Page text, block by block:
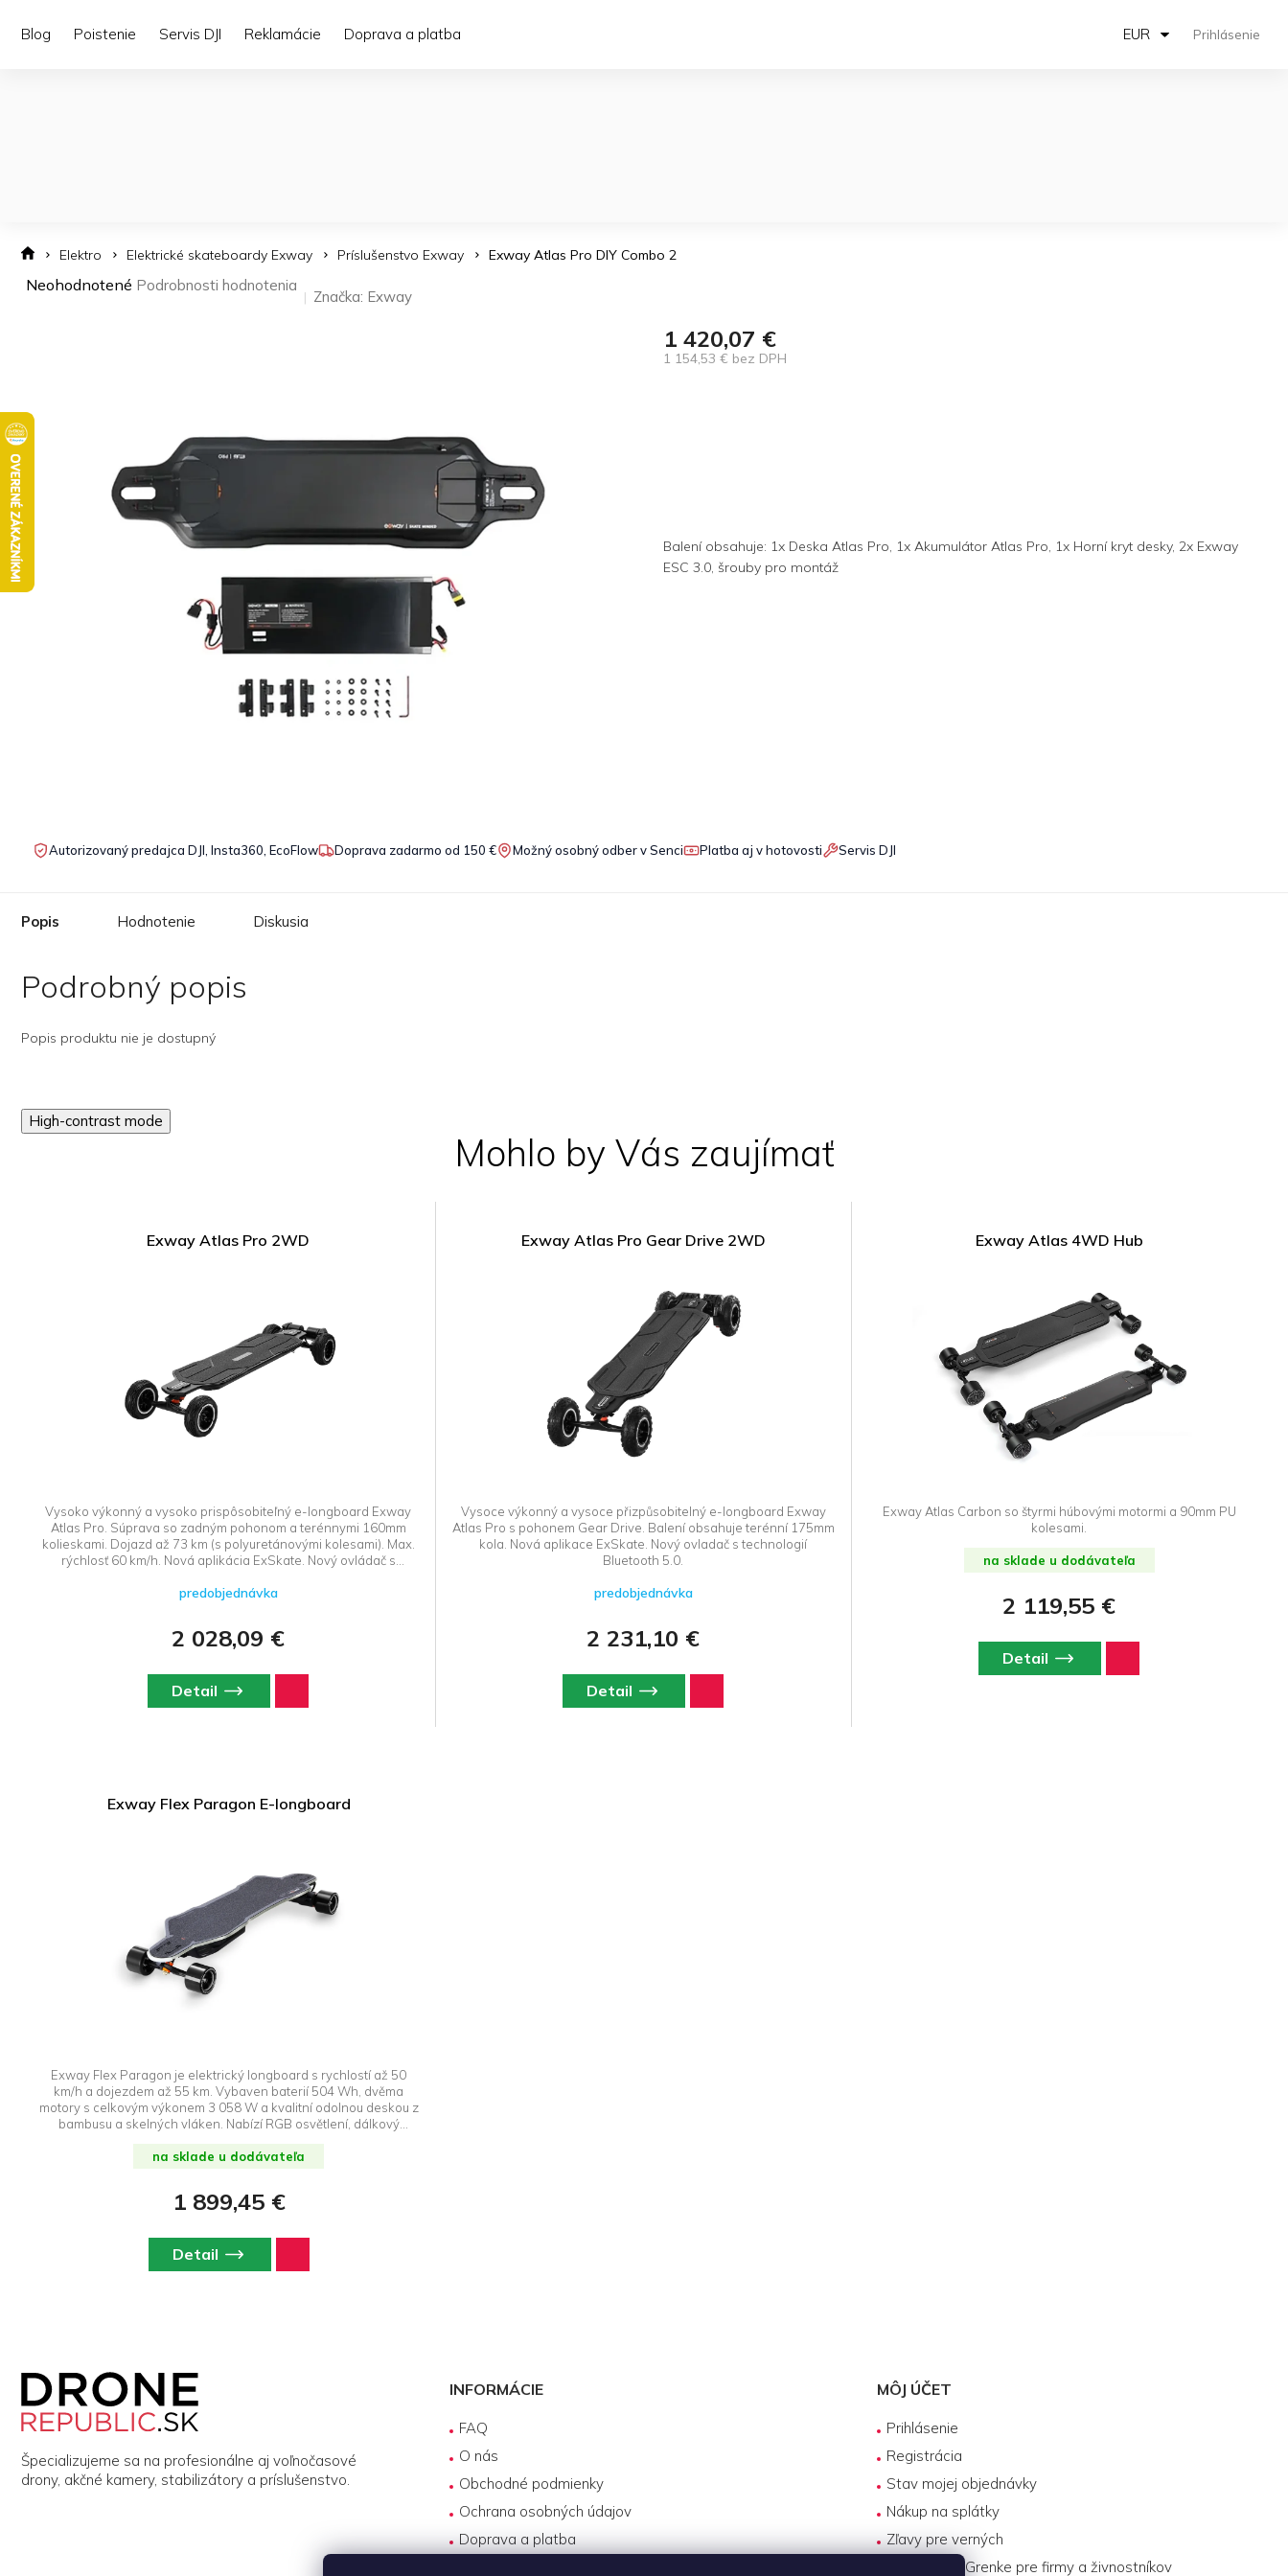
Blog Poistenie Servis DJI Reklamácie Doprava a platba EUR Prihlásenie
Elektro Elektrické skateboardy Exway Príslušenstvo Exway Exway Atlas Pro DIY Combo 2
Priemerné
Neohodnotené Podrobnosti hodnotenia
Značka: Exway
1 420,07 €
1 154,53 € bez DPH
Balení obsahuje: 1x Deska Atlas Pro, 1x Akumulátor Atlas Pro, 1x Horní kryt desky, 2x Exway
ESC 3.0, šrouby pro montáž
Autorizovaný predajca DJI, Insta360, EcoFlow Doprava zadarmo od 150 € Možný osobný odber v Senci Platba aj v hotovosti Servis DJI
Popis Hodnotenie Diskusia
Podrobný popis
Popis produktu nie je dostupný
High-contrast mode
Mohlo by Vás zaujímať
Exway Atlas Pro 2WD
Vysoko výkonný a vysoko prispôsobiteľný e-longboard Exway
Atlas Pro. Súprava so zadným pohonom a terénnymi 160mm
kolieskami. Dojazd až 73 km (s polyuretánovými kolesami). Max.
rýchlosť 60 km/h. Nová aplikácia ExSkate. Nový ovládač s
predobjednávka
2 028,09 €
Detail
Exway Atlas Pro Gear Drive 2WD
Vysoce výkonný a vysoce přizpůsobitelný e-longboard Exway
Atlas Pro s pohonem Gear Drive. Balení obsahuje terénní 175mm
kola. Nová aplikace ExSkate. Nový ovladač s technologií
Bluetooth 5.0.
predobjednávka
2 231,10 €
Detail
Exway Atlas 4WD Hub
Exway Atlas Carbon so štyrmi húbovými motormi a 90mm PU
kolesami.
na sklade u dodávateľa
2 119,55 €
Detail
Exway Flex Paragon E-longboard
Exway Flex Paragon je elektrický longboard s rychlostí až 50
km/h a dojezdem až 55 km. Vybaven baterií 504 Wh, dvěma
motory s celkovým výkonem 3 058 W a kvalitní odolnou deskou z
bambusu a skelných vláken. Nabízí RGB osvětlení, dálkový
na sklade u dodávateľa
1 899,45 €
Detail
Špecializujeme sa na profesionálne aj voľnočasové
drony, akčné kamery, stabilizátory a príslušenstvo.
INFORMÁCIE
FAQ
O nás
Obchodné podmienky
Ochrana osobných údajov
Doprava a platba
MÔJ ÚČET
Prihlásenie
Registrácia
Stav mojej objednávky
Nákup na splátky
Zľavy pre verných
Biznis lízing Grenke pre firmy a živnostníkov